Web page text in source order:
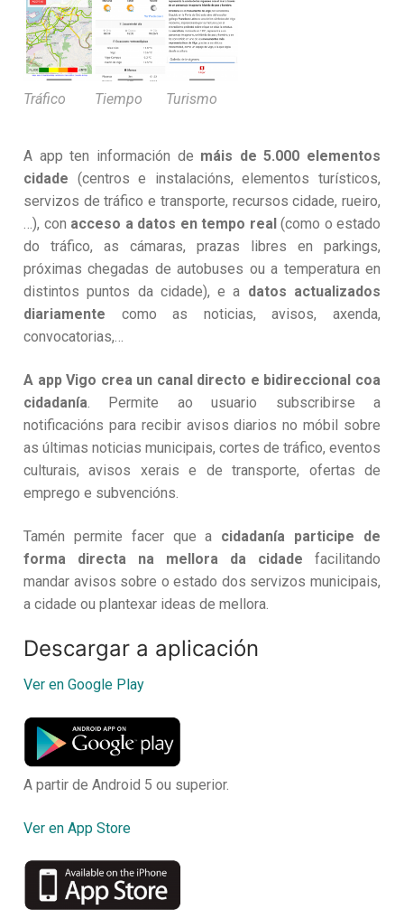
Tráfico Tiempo Turismo
A app ten información de máis de 5.000 elementos
cidade (centros e instalacións, elementos turísticos,
servizos de tráfico e transporte, recursos cidade, rueiro,
…), con acceso a datos en tempo real (como o estado
do tráfico, as cámaras, prazas libres en parkings,
próximas chegadas de autobuses ou a temperatura en
distintos puntos da cidade), e a datos actualizados
diariamente como as noticias, avisos, axenda,
convocatorias,…
A app Vigo crea un canal directo e bidireccional coa
cidadanía. Permite ao usuario subscribirse a
notificacións para recibir avisos diarios no móbil sobre
as últimas noticias municipais, cortes de tráfico, eventos
culturais, avisos xerais e de transporte, ofertas de
emprego e subvencións.
Tamén permite facer que a cidadanía participe de
forma directa na mellora da cidade facilitando
mandar avisos sobre o estado dos servizos municipais,
a cidade ou plantexar ideas de mellora.
Descargar a aplicación
Ver en Google Play
A partir de Android 5 ou superior.
Ver en App Store